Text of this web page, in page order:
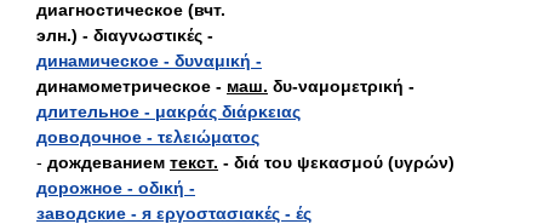
диагностическое (вчт.
элн.) - διαγνωστικές -
динамическое - δυναμική -
динамометрическое - маш. δυ-ναμομετρική -
длительное - μακράς διάρκειας
доводочное - τελειώματος
- дождеванием текст. - διά του ψεκασμού (υγρών)
дорожное - οδική -
заводские - я εργοστασιακές - ές